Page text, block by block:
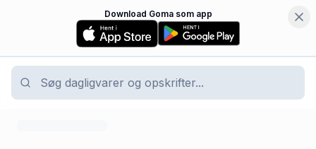
Download Goma som app